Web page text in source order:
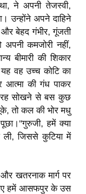
ने अपनी तेजस्वी,
उन्होंने अपने दाहिने
और बेहद गंभीर, गूंजती
कमजोरी नहीं,
बीमारी की शिकार
वह उच्च कोटि का
आत्मा की गंध पाकर
सोखने से बस कुछ
तो कल की भोर मधु
हमें क्या
ली, जिससे कुटिया में
मार्ग पर
हमें आसफपुर के उस